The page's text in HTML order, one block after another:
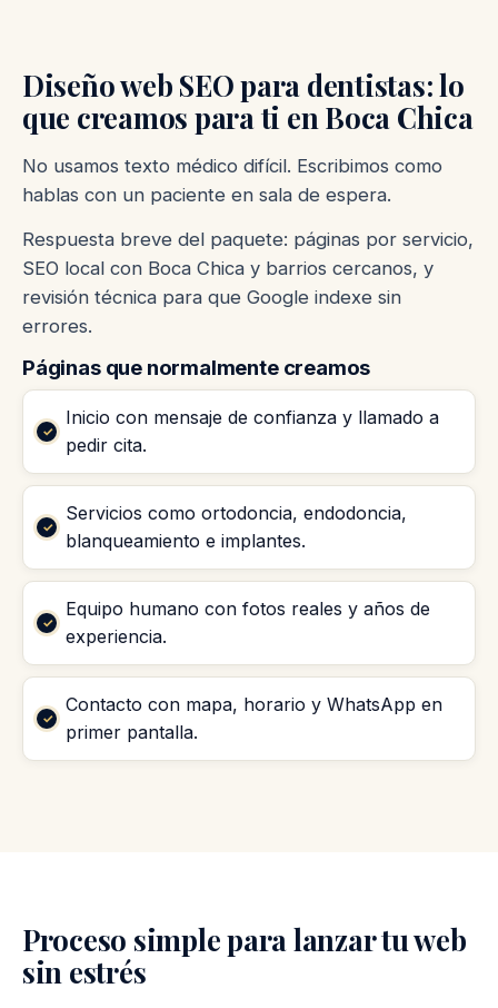
Diseño web SEO para dentistas: lo
que creamos para ti en Boca Chica
No usamos texto médico difícil. Escribimos como
hablas con un paciente en sala de espera.
Respuesta breve del paquete: páginas por servicio,
SEO local con Boca Chica y barrios cercanos, y
revisión técnica para que Google indexe sin
errores.
Páginas que normalmente creamos
Inicio con mensaje de confianza y llamado a
pedir cita.
Servicios como ortodoncia, endodoncia,
blanqueamiento e implantes.
Equipo humano con fotos reales y años de
experiencia.
Contacto con mapa, horario y WhatsApp en
primer pantalla.
Proceso simple para lanzar tu web
sin estrés